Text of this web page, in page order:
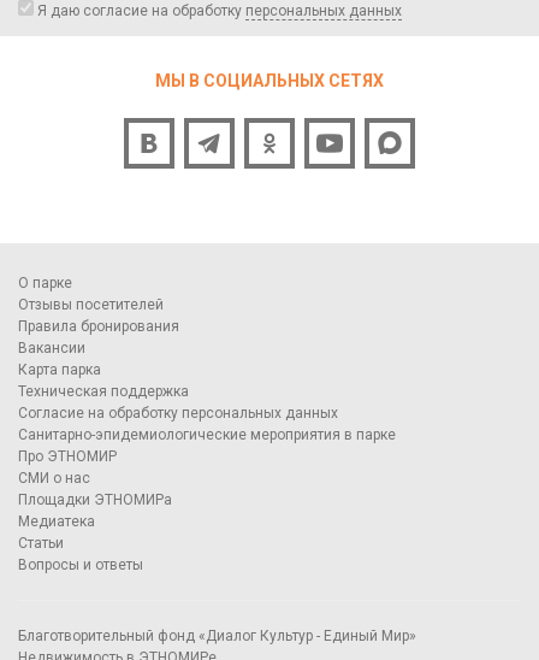
Я даю согласие на обработку персональных данных
МЫ В СОЦИАЛЬНЫХ СЕТЯХ
О парке
Отзывы посетителей
Правила бронирования
Вакансии
Карта парка
Техническая поддержка
Согласие на обработку персональных данных
Санитарно-эпидемиологические мероприятия в парке
Про ЭТНОМИР
СМИ о нас
Площадки ЭТНОМИРа
Медиатека
Статьи
Вопросы и ответы
Благотворительный фонд «Диалог Культур - Единый Мир»